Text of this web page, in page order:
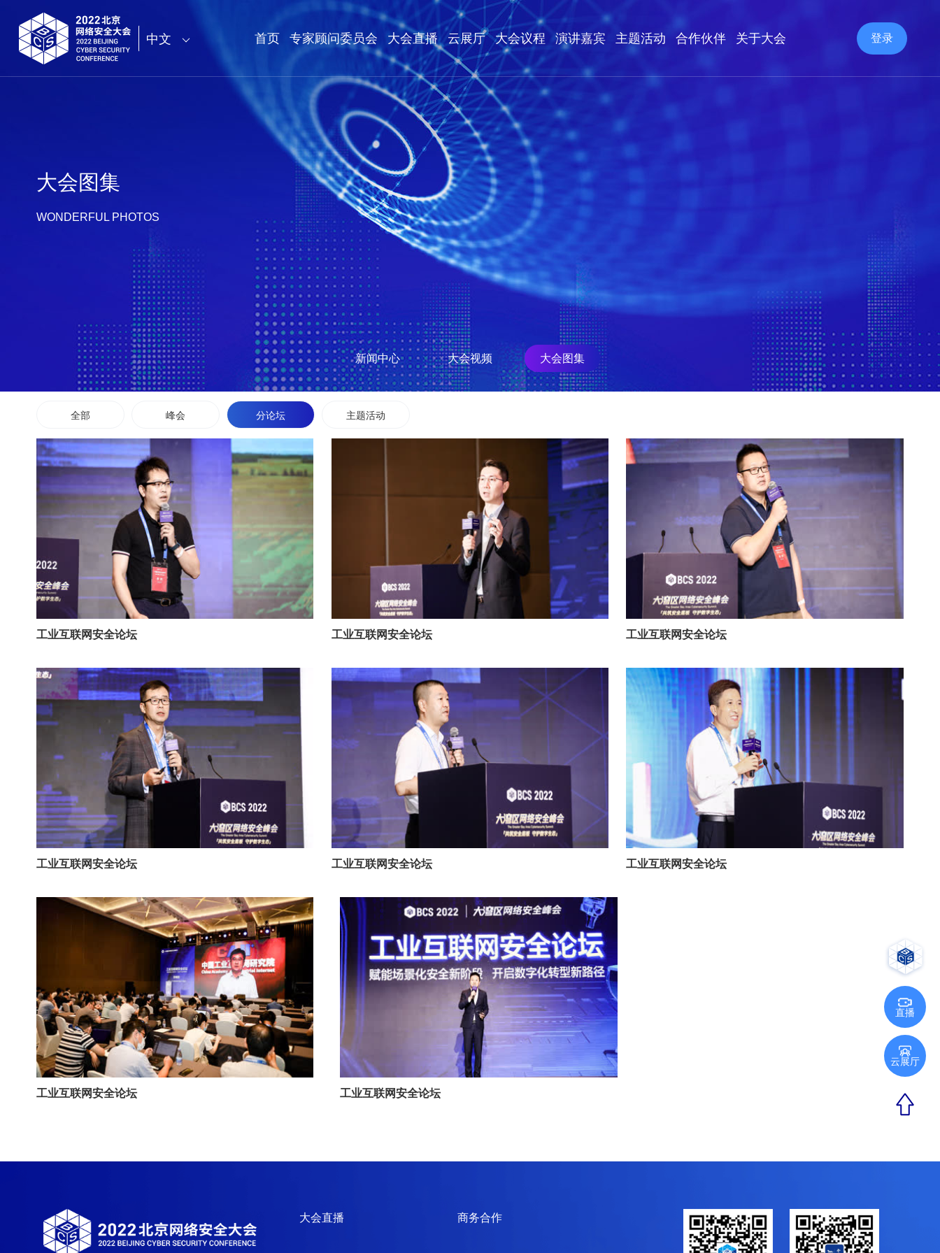
中文 首页 专家顾问委员会 大会直播 云展厅 大会议程 演讲嘉宾 主题活动 合作伙伴 关于大会 登录
大会图集
WONDERFUL PHOTOS
新闻中心 大会视频 大会图集
全部 峰会 分论坛 主题活动
工业互联网安全论坛 工业互联网安全论坛 工业互联网安全论坛
工业互联网安全论坛 工业互联网安全论坛 工业互联网安全论坛
工业互联网安全论坛 工业互联网安全论坛
大会直播 商务合作
直播
云展厅